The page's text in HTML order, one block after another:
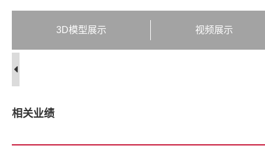
3D模型展示 视频展示
相关业绩